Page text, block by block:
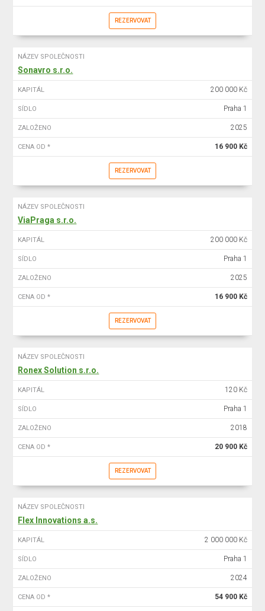
REZERVOVAT
NÁZEV SPOLEČNOSTI
Sonavro s.r.o.
KAPITÁL 200 000 Kč
SÍDLO Praha 1
ZALOŽENO 2025
CENA OD * 16 900 Kč
REZERVOVAT
NÁZEV SPOLEČNOSTI
ViaPraga s.r.o.
KAPITÁL 200 000 Kč
SÍDLO Praha 1
ZALOŽENO 2025
CENA OD * 16 900 Kč
REZERVOVAT
NÁZEV SPOLEČNOSTI
Ronex Solution s.r.o.
KAPITÁL 120 Kč
SÍDLO Praha 1
ZALOŽENO 2018
CENA OD * 20 900 Kč
REZERVOVAT
NÁZEV SPOLEČNOSTI
Flex Innovations a.s.
KAPITÁL 2 000 000 Kč
SÍDLO Praha 1
ZALOŽENO 2024
CENA OD * 54 900 Kč